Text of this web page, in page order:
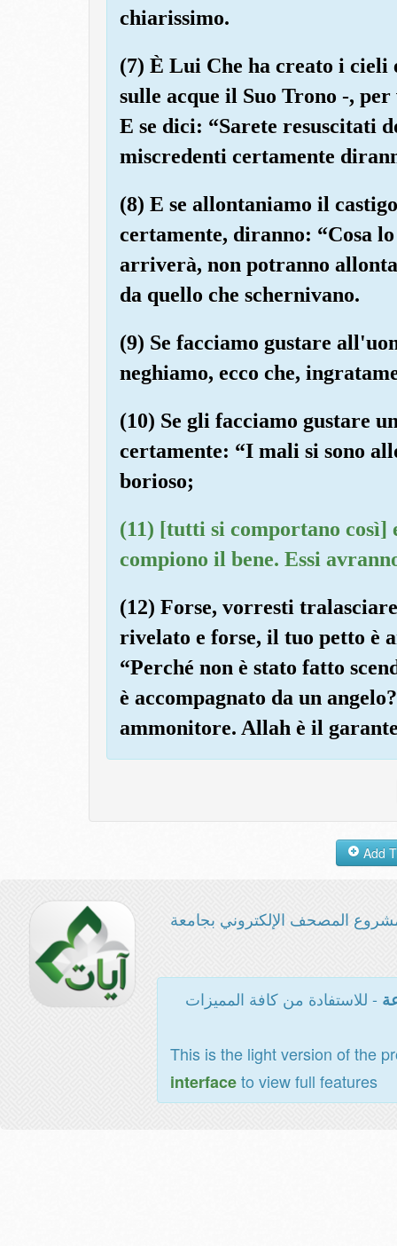
chiarissimo.
(7) È Lui Che ha creato i
sulle acque il Suo Trono -,
E se dici: “Sarete resuscitati
miscredenti certamente
(8) E se allontaniamo il
certamente, diranno: “Cosa
arriverà, non potranno
da quello che schernivano.
(9) Se facciamo gustare
neghiamo, ecco che,
(10) Se gli facciamo gustare
certamente: “I mali si sono
borioso;
(11) [tutti si comportano così]
compiono il bene. Essi
(12) Forse, vorresti
rivelato e forse, il tuo petto è
“Perché non è stato fatto
è accompagnato da un
ammonitore. Allah è il
المصحف الإلكتروني بجامعة
- للاستفادة من كافة المميزات
This is the light version of the
interfaceto view full features